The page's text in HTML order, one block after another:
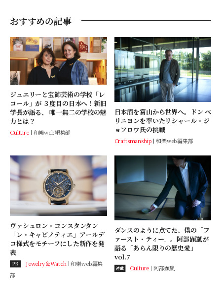
おすすめの記事
ジュエリーと宝飾芸術の学校「レ
コール」が ３度目の日本へ！新旧
学長が語る、 唯一無二の学校の魅
力とは？
Culture 和樂web編集部
日本酒を富山から世界へ。ドン ペ
リニヨンを率いたリシャール・ジ
ョフロワ氏の挑戦
Craftsmanship 和樂web編集部
ヴァシュロン・コンスタンタン
「レ・キャビノティエ」アールデ
コ様式をモチーフにした新作を発
表
PR Jewelry＆Watch 和樂web編集
部
ダンスのように点てた、僕の「フ
ァースト・ティー」。阿部顕嵐が
語る「あらん限りの歴史愛」
vol.7
連載 Culture 阿部顕嵐